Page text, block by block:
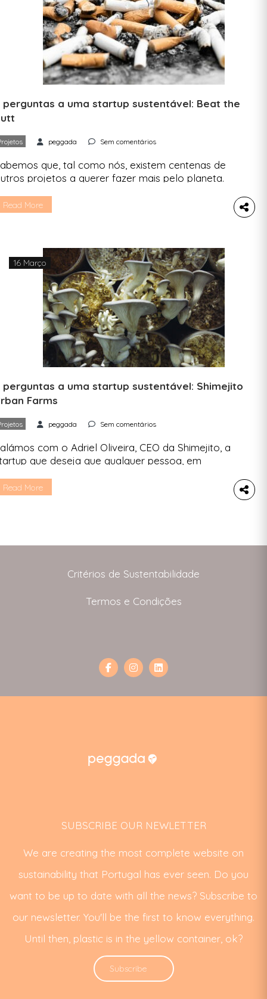
perguntas a uma startup sustentável: Beat the
peggada Sem comentários
que, tal como nós, existem centenas de
projetos a querer fazer mais pelo planeta.
move e o que podemos deles esperar. Uma
Read More
16 Março
perguntas a uma startup sustentável: Shimejito
Farms
peggada Sem comentários
com o Adriel Oliveira, CEO da Shimejito, a
que deseja que qualquer pessoa, em
Farm.
Read More
Critérios de Sustentabilidade
Termos e Condições
SUBSCRIBE OUR NEWLETTER
We are creating the most complete website on
sustainability that Portugal has ever seen. Do you
want to be up to date with all the news? Subscribe to
our newsletter. You'll be the first to know everything.
Until then, plastic is in the yellow container, ok?
Subscribe